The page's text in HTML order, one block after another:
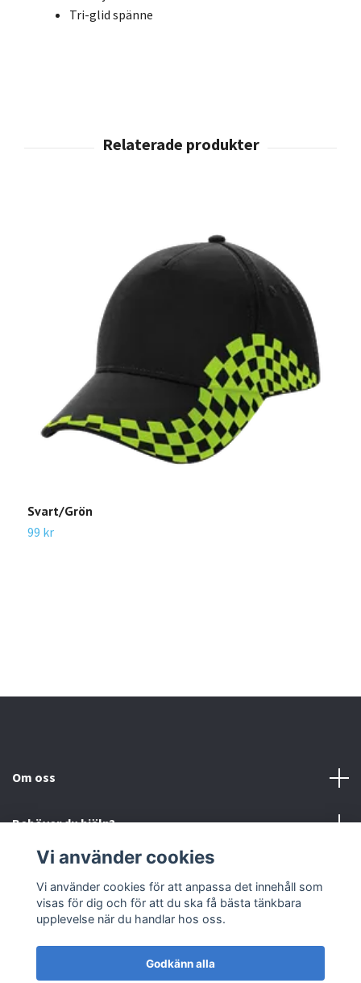
Tri-glid spänne
Svart/Grön
99 kr
Om oss
Behöver du hjälp?
Sociala medier
Vi använder cookies
Vi använder cookies för att anpassa det innehåll som
visas för dig och för att du ska få bästa tänkbara
upplevelse när du handlar hos oss.
Godkänn alla